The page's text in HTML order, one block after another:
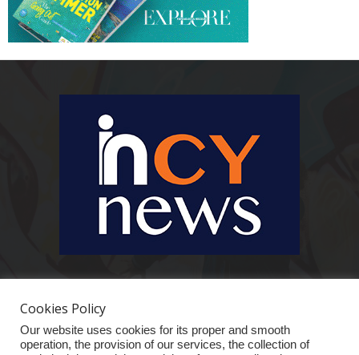
Cookies Policy
Our website uses cookies for its proper and smooth
operation, the provision of our services, the collection of